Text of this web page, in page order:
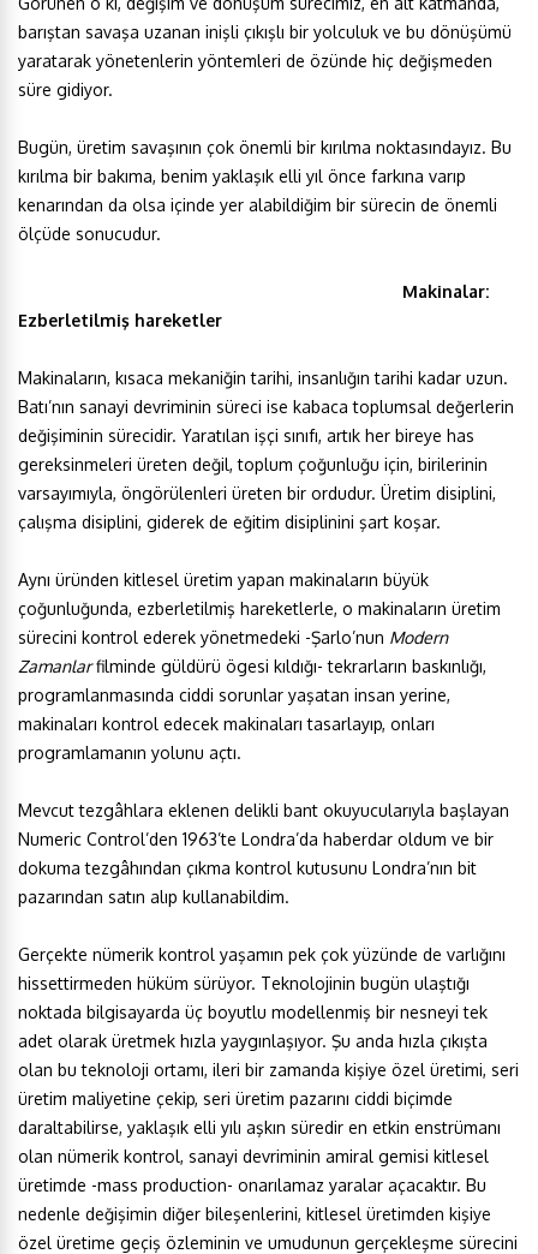
barıştan savaşa uzanan inişli çıkışlı bir yolculuk ve bu dönüşümü
yaratarak yönetenlerin yöntemleri de özünde hiç değişmeden
süre gidiyor.
Bugün, üretim savaşının çok önemli bir kırılma noktasındayız. Bu
kırılma bir bakıma, benim yaklaşık elli yıl önce farkına varıp
kenarından da olsa içinde yer alabildiğim bir sürecin de önemli
ölçüde sonucudur.
Makinalar:
Ezberletilmiş hareketler
Makinaların, kısaca mekaniğin tarihi, insanlığın tarihi kadar uzun.
Batı’nın sanayi devriminin süreci ise kabaca toplumsal değerlerin
değişiminin sürecidir. Yaratılan işçi sınıfı, artık her bireye has
gereksinmeleri üreten değil, toplum çoğunluğu için, birilerinin
varsayımıyla, öngörülenleri üreten bir ordudur. Üretim disiplini,
çalışma disiplini, giderek de eğitim disiplinini şart koşar.
Aynı üründen kitlesel üretim yapan makinaların büyük
çoğunluğunda, ezberletilmiş hareketlerle, o makinaların üretim
sürecini kontrol ederek yönetmedeki -Şarlo’nun Modern
Zamanlarfilminde güldürü ögesi kıldığı- tekrarların baskınlığı,
programlanmasında ciddi sorunlar yaşatan insan yerine,
makinaları kontrol edecek makinaları tasarlayıp, onları
programlamanın yolunu açtı.
Mevcut tezgâhlara eklenen delikli bant okuyucularıyla başlayan
Numeric Control’den 1963’te Londra’da haberdar oldum ve bir
dokuma tezgâhından çıkma kontrol kutusunu Londra’nın bit
pazarından satın alıp kullanabildim.
Gerçekte nümerik kontrol yaşamın pek çok yüzünde de varlığını
hissettirmeden hüküm sürüyor. Teknolojinin bugün ulaştığı
noktada bilgisayarda üç boyutlu modellenmiş bir nesneyi tek
adet olarak üretmek hızla yaygınlaşıyor. Şu anda hızla çıkışta
olan bu teknoloji ortamı, ileri bir zamanda kişiye özel üretimi, seri
üretim maliyetine çekip, seri üretim pazarını ciddi biçimde
daraltabilirse, yaklaşık elli yılı aşkın süredir en etkin enstrümanı
olan nümerik kontrol, sanayi devriminin amiral gemisi kitlesel
üretimde -mass production- onarılamaz yaralar açacaktır. Bu
nedenle değişimin diğer bileşenlerini, kitlesel üretimden kişiye
özel üretime geçiş özleminin ve umudunun gerçekleşme sürecini